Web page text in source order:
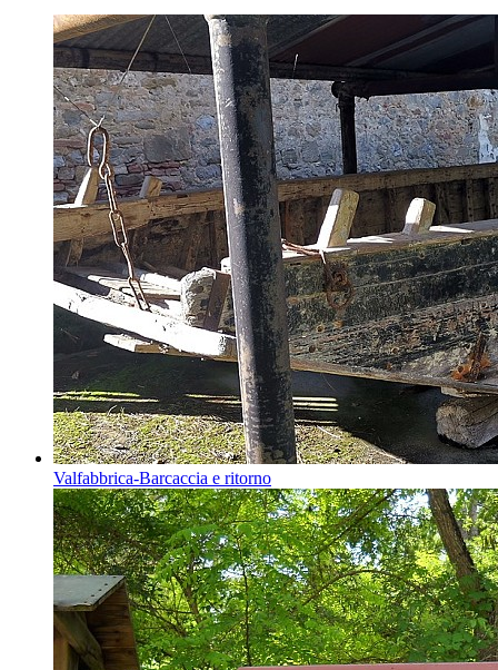
Valfabbrica-Barcaccia e ritorno